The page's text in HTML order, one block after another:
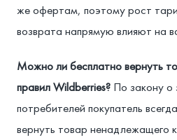
же офертам, поэтому рост
возврата напрямую влияют на
Можно ли бесплатно вернуть
правил Wildberries? По закону о
потребителей покупатель
вернуть товар ненадлежащего